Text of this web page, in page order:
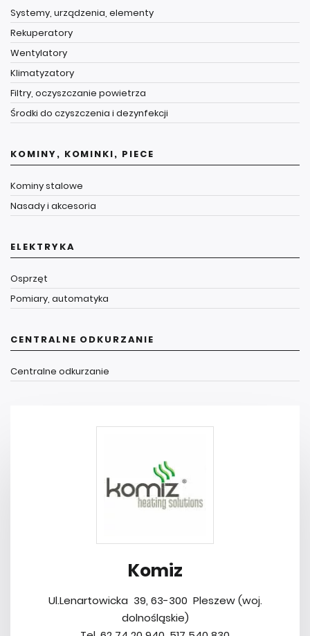
Systemy, urządzenia, elementy
Rekuperatory
Wentylatory
Klimatyzatory
Filtry, oczyszczanie powietrza
Środki do czyszczenia i dezynfekcji
KOMINY, KOMINKI, PIECE
Kominy stalowe
Nasady i akcesoria
ELEKTRYKA
Osprzęt
Pomiary, automatyka
CENTRALNE ODKURZANIE
Centralne odkurzanie
Komiz
Ul.Lenartowicka 39, 63-300 Pleszew (woj.
dolnośląskie)